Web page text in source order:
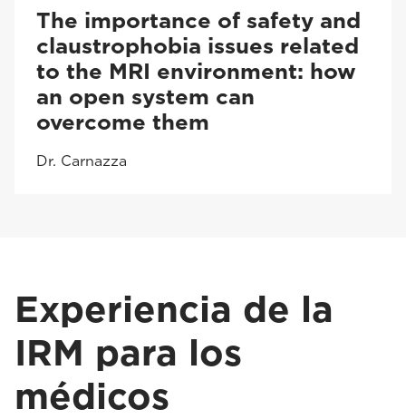
The importance of safety and
claustrophobia issues related
to the MRI environment: how
an open system can
overcome them
Dr. Carnazza
Experiencia de la
IRM para los
médicos